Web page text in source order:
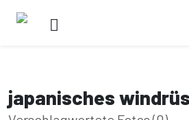
japanisches